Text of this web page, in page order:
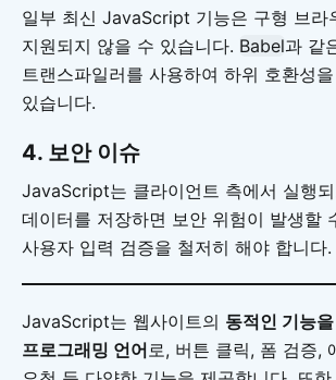
일부 최신 JavaScript 기능은 구형 브라
지원되지 않을 수 있습니다. Babel과 같
트랜스파일러를 사용하여 하위 호환성
있습니다.
4. 보안 이슈
JavaScript는 클라이언트 측에서 실행
데이터를 저장하면 보안 위험이 발생할
사용자 입력 검증을 철저히 해야 합니다.
JavaScript는 웹사이트의 동적인 기능
프로그래밍 언어로, 버튼 클릭, 폼 검증,